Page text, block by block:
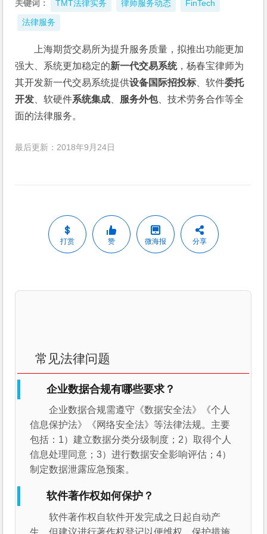
关键词： TMT法律实务 律师服务动态 FinTech
法律服务
上海期货交易所为提升服务质量，拟推出功能更加
强大、系统更加稳定的新一代交易系统，杨春宝律师为
其开发新一代交易系统提供设备国际招投标 、软件委托
开发 、软硬件系统集成 服务外包、技术劳务合作等全
面的法律服务。
最后更新：2018年9月24日
打赏 赞 微海报 分享
常见法律问题
企业数据合规有哪些要求？
企业数据合规需遵守《数据安全法》《个人
信息保护法》《网络安全法》等法律法规。主要
包括：1）建立数据分类分级制度；2）取得个人
信息处理同意；3）进行数据安全影响评估；4）
制定数据泄露应急预案。
软件著作权如何保护？
软件著作权自软件开发完成之日起自动产
生，但建议进行著作权登记以便维权。保护措施